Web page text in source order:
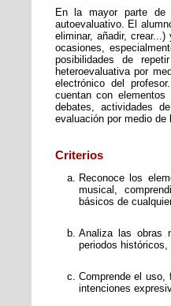
En la mayor parte de
autoevaluativo. El
eliminar, añadir,
ocasiones,
posibilidades de
heteroevaluativa por
electrónico del
cuentan con
debates, actividades
evaluación por medio
Criterios
Reconoce los
musical,
básicos de
Analiza las obras
periodos
Comprende el
intenciones